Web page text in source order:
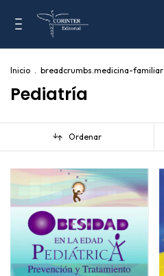
Inicio . breadcrumbs.medicina-familiar
Pediatría
Ordenar